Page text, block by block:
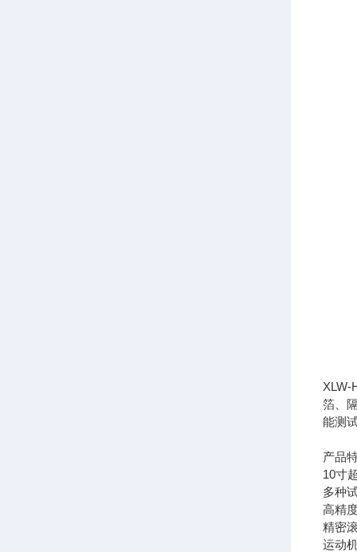
XLW-
箔、
能测
产品
10寸
多种
高精
精密
运动